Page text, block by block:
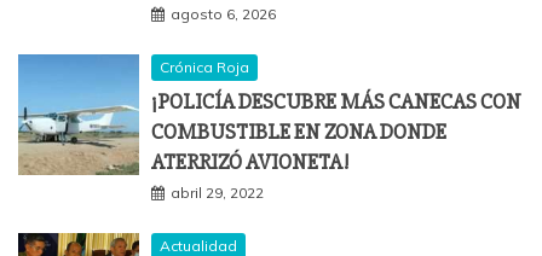
agosto 6, 2026
Crónica Roja
¡POLICÍA DESCUBRE MÁS CANECAS CON
COMBUSTIBLE EN ZONA DONDE
ATERRIZÓ AVIONETA!
abril 29, 2022
Actualidad